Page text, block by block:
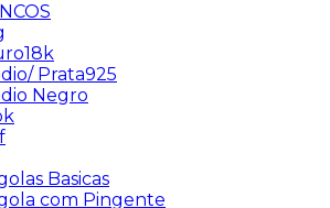
Prata925
Negro
Basicas
com Pingente